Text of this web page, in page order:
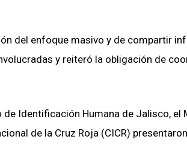
del enfoque masivo y de compartir
y reiteró la obligación de
de Identificación Humana de Jalisco, el
de la Cruz Roja (CICR)